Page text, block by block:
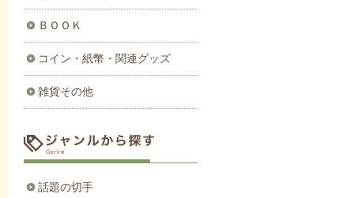
ＢＯＯＫ
コイン・紙幣・関連グッズ
雑貨その他
話題の切手